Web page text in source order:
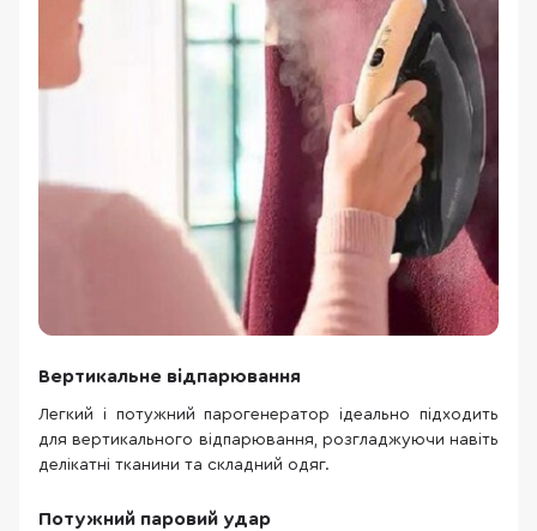
Вертикальне відпарювання
Легкий і потужний парогенератор ідеально підходить
для вертикального відпарювання, розгладжуючи навіть
делікатні тканини та складний одяг.
Потужний паровий удар